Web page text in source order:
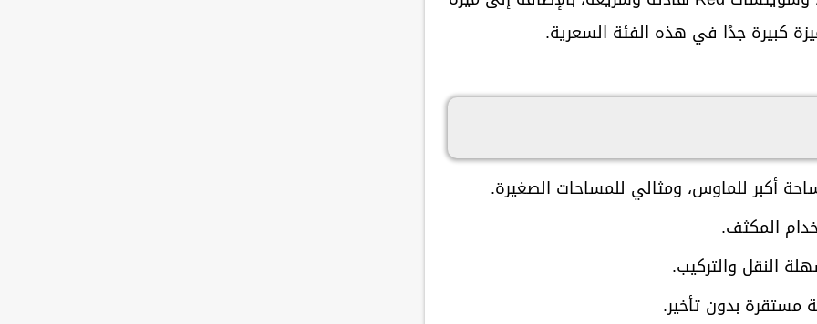
كبيرة جدًا في هذه الفئة السعرية.
أكبر للماوس، ومثالي للمساحات الصغيرة.
المكثف.
النقل والتركيب.
مستقرة بدون تأخير.